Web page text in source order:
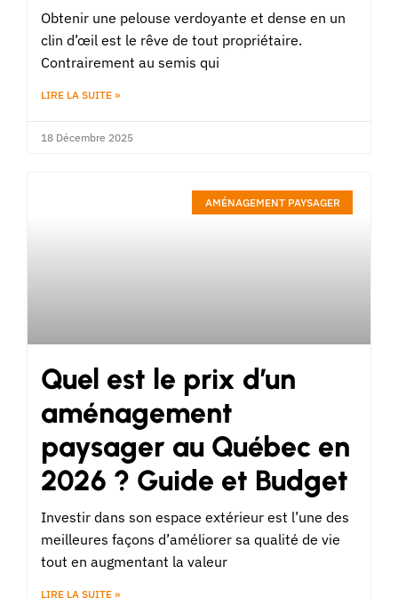
Obtenir une pelouse verdoyante et dense en un
clin d’œil est le rêve de tout propriétaire.
Contrairement au semis qui
LIRE LA SUITE »
18 Décembre 2025
AMÉNAGEMENT PAYSAGER
Quel est le prix d’un
aménagement
paysager au Québec en
2026 ? Guide et Budget
Investir dans son espace extérieur est l’une des
meilleures façons d’améliorer sa qualité de vie
tout en augmentant la valeur
LIRE LA SUITE »